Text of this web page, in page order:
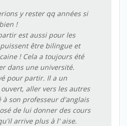
y rester qq années si
!
est aussi pour les
être bilingue et
! Cela a toujours été
dans une université.
pour partir. Il a un
aller vers les autres
à son professeur d'anglais
de lui donner des cours
arrive plus à l' aise.